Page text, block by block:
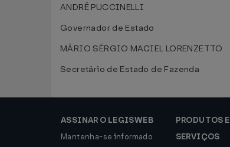
ANDRÉ PUCCINELLI
Governador de Estado
MÁRIO SÉRGIO MACIEL LORENZETTO
Secretário de Estado de Fazenda
ASSINAR O LEGISWEB
Mantenha-se informado
PRODUTOS E
SERVIÇOS